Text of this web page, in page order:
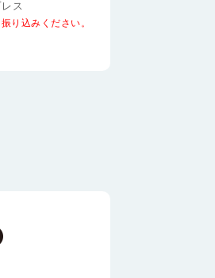
ス
り込みください。